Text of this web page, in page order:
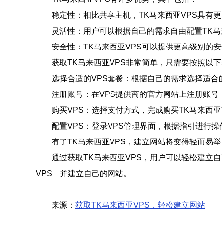
稳定性：相比共享主机，TK马来西亚VPS具有
灵活性：用户可以根据自己的需求自由配置TK
安全性：TK马来西亚VPS可以提供更高级别的
获取TK马来西亚VPS非常简单，只需要按照以
选择合适的VPS套餐：根据自己的需求选择适
注册账号：在VPS提供商的官方网站上注册账号
购买VPS：选择支付方式，完成购买TK马来西
配置VPS：登录VPS管理界面，根据指引进行操
有了TK马来西亚VPS，建立网站将变得轻而易
通过获取TK马来西亚VPS，用户可以轻松建立
VPS，并建立自己的网站。
来源： 获取TK马来西亚VPS，轻松建立网站